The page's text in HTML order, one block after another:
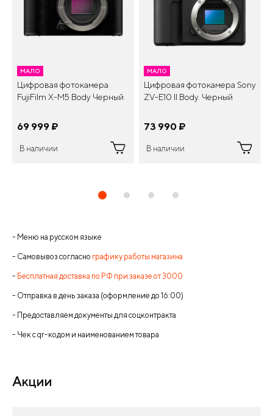
МАЛО
Цифровая фотокамера
FujiFilm X-M5 Body Черный
69 999 ¤
В наличии
МАЛО
Цифровая фотокамера Sony
ZV-E10 II Body. Черный
73 990 ¤
В наличии
- Меню на русском языке
- Самовывоз согласно графику работы магазина
- Бесплатная доставка по РФ при заказе от 3000
- Отправка в день заказа (оформление до 16:00)
- Предоставляем документы для соцконтракта
- Чек с qr-кодом и наименованием товара
Акции